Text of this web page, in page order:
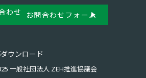
お問合わせフォーム
ウンロード
一般社団法人 ZEH推進協議会